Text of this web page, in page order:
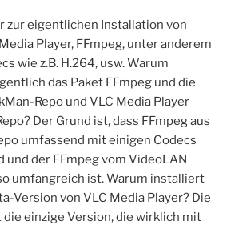
zur eigentlichen Installation von
Player, FFmpeg, unter anderem
wie z.B. H.264, usw. Warum
das Paket FFmpeg und die
Repo und VLC Media Player
Der Grund ist, dass FFmpeg aus
umfassend mit einigen Codecs
der FFmpeg vom VideoLAN
umfangreich ist. Warum installiert
Version von VLC Media Player? Die
die einzige Version, die wirklich mit